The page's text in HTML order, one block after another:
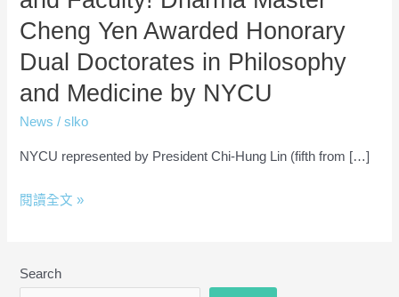
Cheng Yen Awarded Honorary
Dual Doctorates in Philosophy
and Medicine by NYCU
News /slko
NYCU represented by President Chi-Hung Lin (fifth from […]
Yen
Awarded
Honorary
Doctorates
in
Philosophy
Medicine
閱讀全文 »
Search